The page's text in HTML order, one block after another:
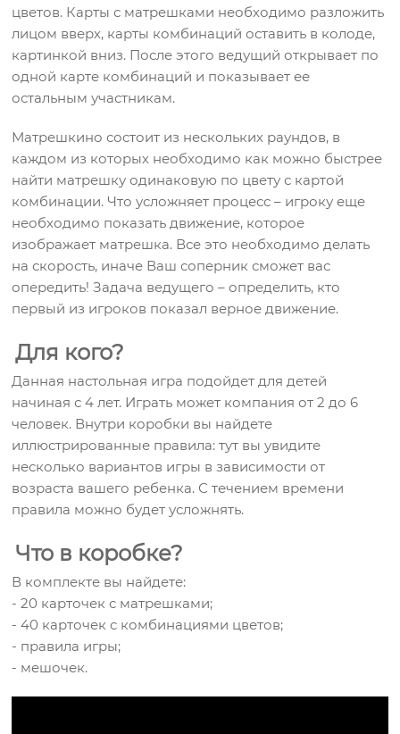
цветов. Карты с матрешками необходимо разложить
лицом вверх, карты комбинаций оставить в колоде,
картинкой вниз. После этого ведущий открывает по
одной карте комбинаций и показывает ее
остальным участникам.
Матрешкино состоит из нескольких раундов, в
каждом из которых необходимо как можно быстрее
найти матрешку одинаковую по цвету с картой
комбинации. Что усложняет процесс – игроку еще
необходимо показать движение, которое
изображает матрешка. Все это необходимо делать
на скорость, иначе Ваш соперник сможет вас
опередить! Задача ведущего – определить, кто
первый из игроков показал верное движение.
Для кого?
Данная настольная игра подойдет для детей
начиная с 4 лет. Играть может компания от 2 до 6
человек. Внутри коробки вы найдете
иллюстрированные правила: тут вы увидите
несколько вариантов игры в зависимости от
возраста вашего ребенка. С течением времени
правила можно будет усложнять.
Что в коробке?
В комплекте вы найдете:
- 20 карточек с матрешками;
- 40 карточек с комбинациями цветов;
- правила игры;
- мешочек.